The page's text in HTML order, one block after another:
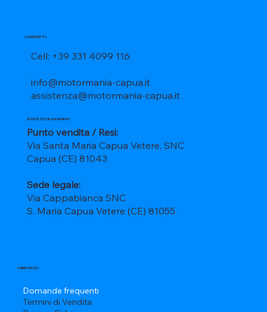
CONTATTI
Cell: +39 331 4099 116
info@motormania-capua.it
assistenza@motormania-capua.it
DOVE CI TROVIAMO?
Punto vendita / Resi:
Via Santa Maria Capua Vetere, SNC
Capua (CE) 81043
Sede legale:
Via Cappabianca SNC
S. Maria Capua Vetere (CE) 81055
LINK UTILI
Domande frequenti
Termini di Vendita